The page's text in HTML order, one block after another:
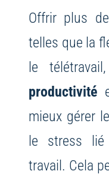
Offrir plus
telles que la
le
productivité
mieux gérer
le stress lié
travail. Cela